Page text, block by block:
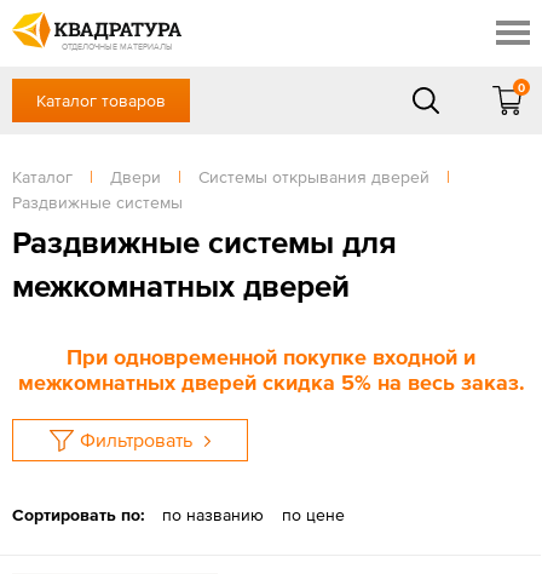
ОТДЕЛОЧНЫЕ МАТЕРИАЛЫ
Скидки
Акции
Готовые решения
Доставка и оплата
Отзывы
+7 (8652) 20-54-77
Сб, Вс — выходной
ЗАКАЗАТЬ ЗВОНОК
Вход / Регистрация
Каталог товаров
0
Каталог | Двери | Системы открывания дверей
|
Раздвижные системы
Раздвижные системы для
межкомнатных дверей
При одновременной покупке входной и
межкомнатных дверей скидка 5% на весь заказ.
Фильтровать
Сортировать по: по названию по цене